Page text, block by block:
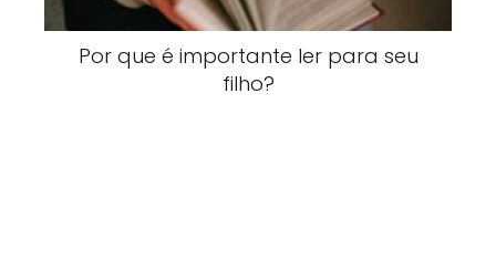
Por que é importante ler para seu
filho?